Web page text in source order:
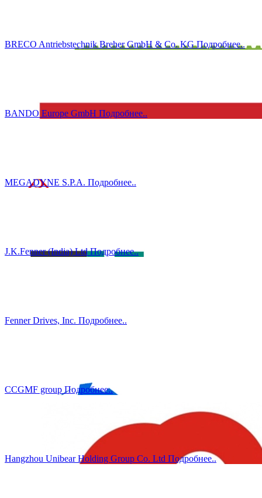
BRECO Antriebstechnik Breher GmbH & Co. KGПодробнеe..
BANDO Europe GmbH Подробнеe..
MEGADYNE S.P.A. Подробнеe..
J.K.Fenner (India) LtdПодробнеe..
Fenner Drives, Inc. Подробнеe..
CCGMF group Подробнеe..
Hangzhou Unibear Holding Group Co. Ltd Подробнеe..